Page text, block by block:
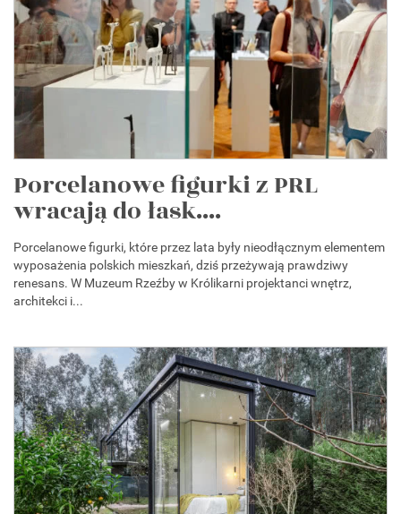
Porcelanowe figurki z PRL
wracają do łask....
Porcelanowe figurki, które przez lata były nieodłącznym elementem
wyposażenia polskich mieszkań, dziś przeżywają prawdziwy
renesans. W Muzeum Rzeźby w Królikarni projektanci wnętrz,
architekci i...